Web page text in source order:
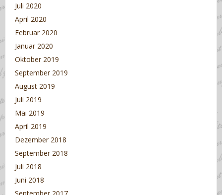
Juli 2020
April 2020
Februar 2020
Januar 2020
Oktober 2019
September 2019
August 2019
Juli 2019
Mai 2019
April 2019
Dezember 2018
September 2018
Juli 2018
Juni 2018